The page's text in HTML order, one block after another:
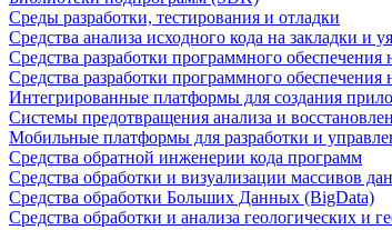
Среды разработки, тестирования и отладки
Средства анализа исходного кода на закладки и
Средства разработки программного
Средства разработки программного
Интегрированные платформы для создания
Системы предотвращения анализа и
Мобильные платформы для разработки и
Средства обратной инженерии кода программ
Средства обработки и визуализации массивов
Средства обработки Больших Данных (BigData)
Средства обработки и анализа геологических и